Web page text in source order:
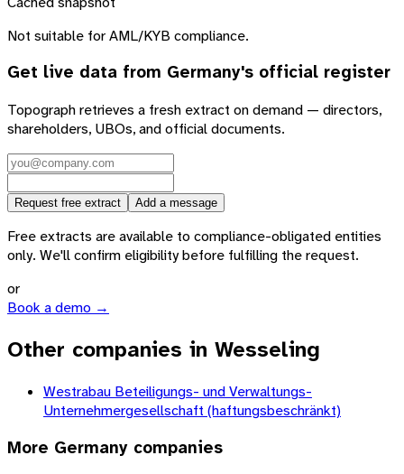
Not suitable for AML/KYB compliance.
Get live data from Germany's official register
Topograph retrieves a fresh extract on demand — directors,
shareholders, UBOs, and official documents.
Request free extract Add a message
Free extracts are available to compliance-obligated entities
only. We'll confirm eligibility before fulfilling the request.
or
Book a demo →
Other companies in Wesseling
Westrabau Beteiligungs- und Verwaltungs-
Unternehmergesellschaft (haftungsbeschränkt)
More Germany companies